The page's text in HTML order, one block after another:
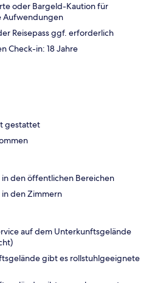
oder Bargeld-Kaution für
Aufwendungen
Reisepass ggf. erforderlich
Check-in: 18 Jahre
gestattet
in den öffentlichen Bereichen
in den Zimmern
auf dem Unterkunftsgelände
gibt es rollstuhlgeeignete